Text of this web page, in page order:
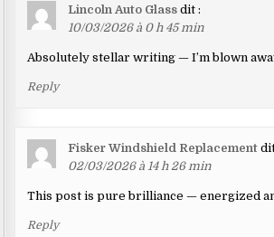
Lincoln Auto Glass dit :
10/03/2026 à 0 h 45 min
Absolutely stellar writing — I’m blown
Reply
Fisker Windshield Replacement
02/03/2026 à 14 h 26 min
This post is pure brilliance — energized
Reply